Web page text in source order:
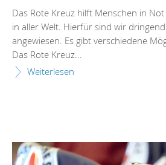
Das Rote Kreuz hilft Menschen in
in aller Welt. Hierfür sind wir
angewiesen. Es gibt verschiedene
Das Rote Kreuz...
Weiterlesen